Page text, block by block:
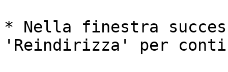
* Nella finestra
'Reindirizza' per